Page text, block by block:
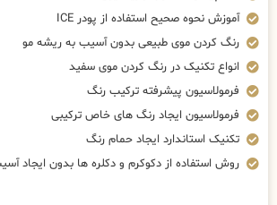
آموزش نحوه صحیح استفاده از پودر ICE
رنگ کردن موی طبیعی بدون آسیب به ریشه مو
انواع تکنیک در رنگ کردن موی سفید
فرمولاسیون پیشرفته ترکیب رنگ
فرمولاسیون ایجاد رنگ های خاص ترکیبی
تکنیک استاندارد ایجاد حمام رنگ
روش استفاده از دکوکرم و دکلره ها بدون ایجاد